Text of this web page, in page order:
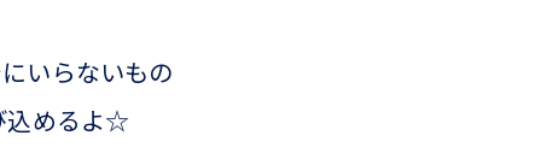
いらないもの
込めるよ☆